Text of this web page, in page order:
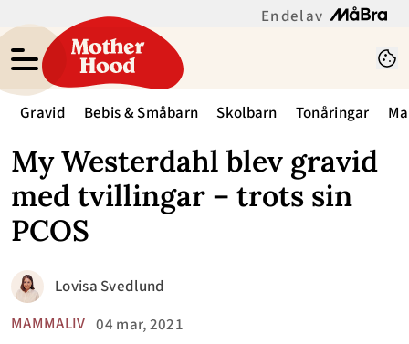
En del av
Gravid Bebis & Småbarn Skolbarn Tonåringar
My Westerdahl blev gravid
med tvillingar – trots sin
PCOS
MAMMALIV 04 mar, 2021
Lovisa Svedlund